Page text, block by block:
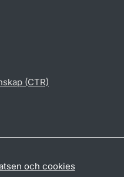
(CTR)
och cookies